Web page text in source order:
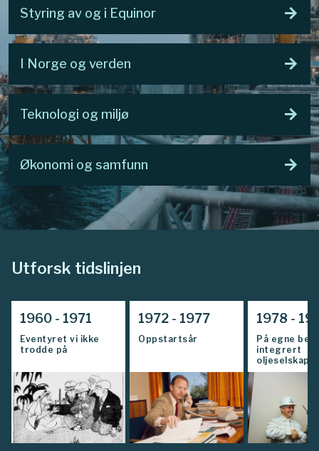
Styring av og i Equinor arrow_forward
I Norge og verden arrow_forward
Teknologi og miljø arrow_forward
Økonomi og samfunn arrow_forward
Utforsk tidslinjen
1960 - 1971
Eventyret vi ikke
trodde på
1972 - 1977
Oppstartsår
1978 -
På egne
integrert
oljeselskap